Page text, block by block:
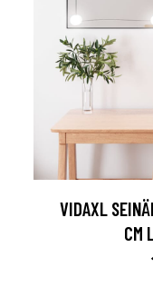
VIDAXL
CM